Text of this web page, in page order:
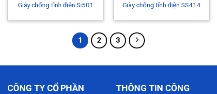
Giày chống tĩnh điện Si501 Giày chống tĩnh điện SS414
1 2 3
CÔNG TY CỔ PHẦN
THÔNG TIN CÔNG